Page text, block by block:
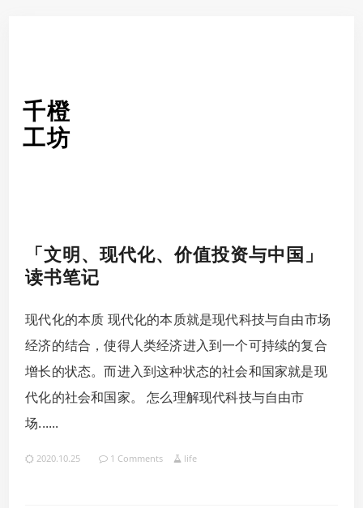
千橙
工坊
「文明、现代化、价值投资与中国」
读书笔记
现代化的本质 现代化的本质就是现代科技与自由市场
经济的结合，使得人类经济进入到一个可持续的复合
增长的状态。而进入到这种状态的社会和国家就是现
代化的社会和国家。 怎么理解现代科技与自由市
场......
2020.10.25 1 Comments life